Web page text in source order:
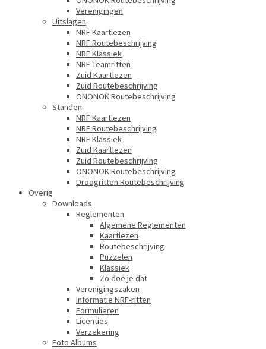
Verenigingen
Uitslagen
NRF Kaartlezen
NRF Routebeschrijving
NRF Klassiek
NRF Teamritten
Zuid Kaartlezen
Zuid Routebeschrijving
ONONOK Routebeschrijving
Standen
NRF Kaartlezen
NRF Routebeschrijving
NRF Klassiek
Zuid Kaartlezen
Zuid Routebeschrijving
ONONOK Routebeschrijving
Droogritten Routebeschrijving
Overig
Downloads
Reglementen
Algemene Reglementen
Kaartlezen
Routebeschrijving
Puzzelen
Klassiek
Zo doe je dat
Verenigingszaken
Informatie NRF-ritten
Formulieren
Licenties
Verzekering
Foto Albums